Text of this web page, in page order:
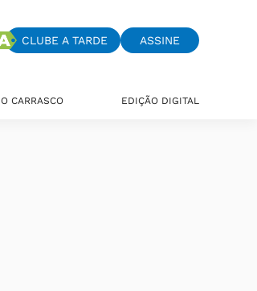
CLUBE A TARDE ASSINE
O CARRASCO EDIÇÃO DIGITAL